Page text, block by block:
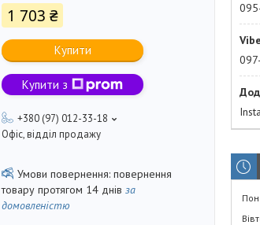
1 703 ₴
Купити
Купити з
+380 (97) 012-33-18
Офіс, відділ продажу
повернення
товару протягом 14 днів за
домовленістю